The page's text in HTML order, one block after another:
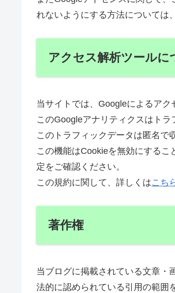
れないようにする方法については、
アクセス解析ツールに
当サイトでは、Googleによるアク
このGoogleアナリティクスはトラ
このトラフィックデータは匿名で
この機能はCookieを無効にする
定をご確認ください。
この規約に関して、詳しくはこち
著作権
当ブログに掲載されている文章・
法的に認められている引用の範囲